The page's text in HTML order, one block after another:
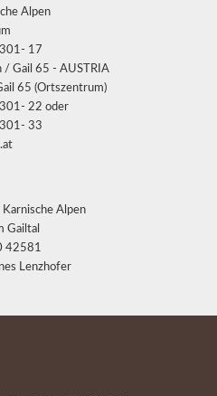
Alpen
17
/ Gail 65 - AUSTRIA
65 (Ortszentrum)
22 oder
33
Alpen
Gailtal
42581
Lenzhofer